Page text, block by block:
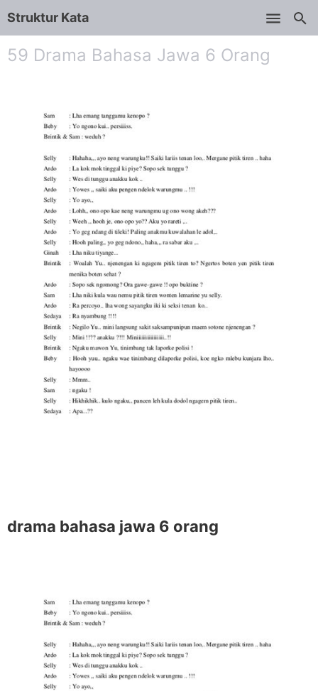
Struktur Kata
59 Drama Bahasa Jawa 6 Orang
drama bahasa jawa 6 orang